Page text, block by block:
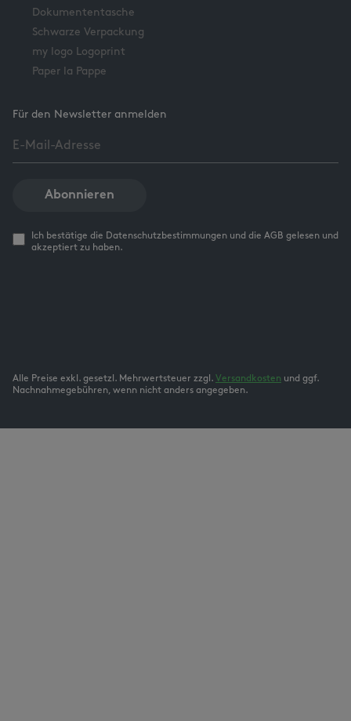
Dokumententasche
Schwarze Verpackung
my logo Logoprint
Paper la Pappe
Für den Newsletter anmelden
Abonnieren
Ich bestätige die Datenschutzbestimmungen und die AGB gelesen und
akzeptiert zu haben.
Alle Preise exkl. gesetzl. Mehrwertsteuer zzgl. Versandkosten und ggf.
Nachnahmegebühren, wenn nicht anders angegeben.